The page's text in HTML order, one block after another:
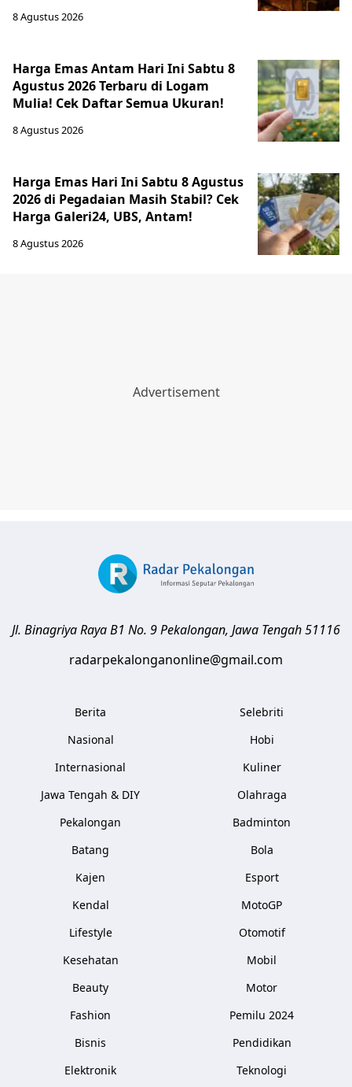
8 Agustus 2026
Harga Emas Antam Hari Ini Sabtu 8
Agustus 2026 Terbaru di Logam
Mulia! Cek Daftar Semua Ukuran!
8 Agustus 2026
Harga Emas Hari Ini Sabtu 8 Agustus
2026 di Pegadaian Masih Stabil? Cek
Harga Galeri24, UBS, Antam!
8 Agustus 2026
Jl. Binagriya Raya B1 No. 9Pekalongan, Jawa Tengah51116
radarpekalonganonline@gmail.com
Berita
Nasional
Internasional
Jawa Tengah & DIY
Pekalongan
Batang
Kajen
Kendal
Lifestyle
Kesehatan
Beauty
Fashion
Bisnis
Elektronik
Selebriti
Hobi
Kuliner
Olahraga
Badminton
Bola
Esport
MotoGP
Otomotif
Mobil
Motor
Pemilu 2024
Pendidikan
Teknologi